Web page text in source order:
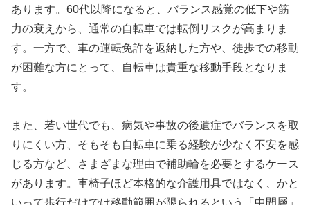
あります。60代以降になると、バランス感覚の低下や筋
力の衰えから、通常の自転車では転倒リスクが高まりま
す。一方で、車の運転免許を返納した方や、徒歩での移動
が困難な方にとって、自転車は貴重な移動手段となりま
す。
また、若い世代でも、病気や事故の後遺症でバランスを取
りにくい方、そもそも自転車に乗る経験が少なく不安を感
じる方など、さまざまな理由で補助輪を必要とするケース
があります。車椅子ほど本格的な介護用具ではなく、かと